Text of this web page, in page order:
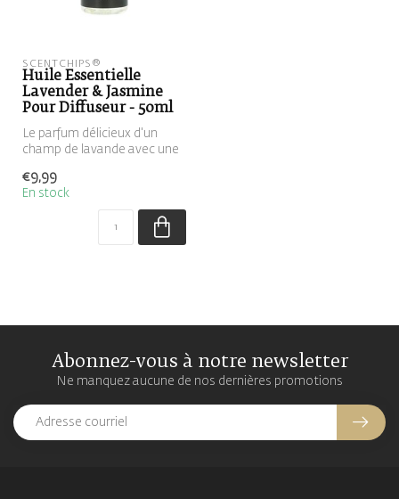
SCENTCHIPS®
Huile Essentielle
Lavender & Jasmine
Pour Diffuseur - 50ml
Le parfum délicieux d'un
champ de lavande avec une
grâc...
€9,99
En stock
Abonnez-vous à notre newsletter
Ne manquez aucune de nos dernières promotions